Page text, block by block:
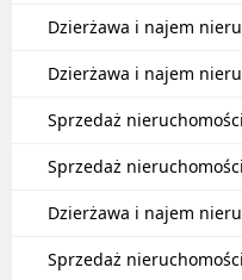
Dzierżawa i najem
Dzierżawa i najem
Sprzedaż
Sprzedaż
Dzierżawa i najem
Sprzedaż